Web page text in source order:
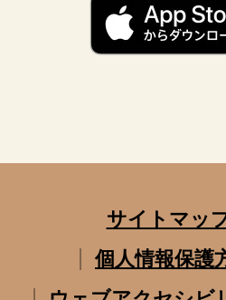
サイトマッ
個人情報保護